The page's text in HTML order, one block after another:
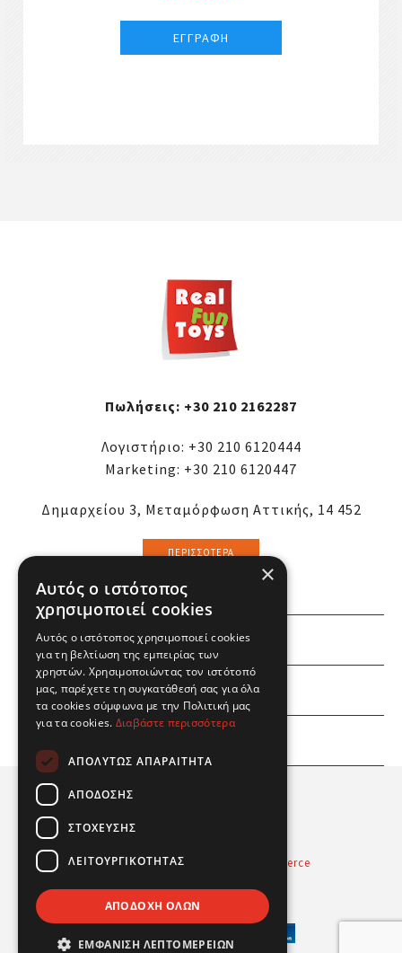
Πωλήσεις: +30 210 2162287
Λογιστήριο: +30 210 6120444
Marketing: +30 210 6120447
Δημαρχείου 3, Μεταμόρφωση Αττικής, 14 452
ΠΕΡΙΣΣΌΤΕΡΑ
ΕΜΕΙΣ
ΕΣΕΙΣ
Powered byRadicode
nopCommerce
×
Αυτός ο ιστότοπος
χρησιμοποιεί cookies
Αυτός ο ιστότοπος χρησιμοποιεί cookies
για τη βελτίωση της εμπειρίας των
χρηστών. Χρησιμοποιώντας τον ιστότοπό
μας, παρέχετε τη συγκατάθεσή σας για όλα
τα cookies σύμφωνα με την Πολιτική μας
για τα cookies. Διαβάστε περισσότερα
ΑΠΟΛΎΤΩΣ ΑΠΑΡΑΊΤΗΤΑ
ΑΠΌΔΟΣΗΣ
ΣΤΌΧΕΥΣΗΣ
ΛΕΙΤΟΥΡΓΙΚΌΤΗΤΑΣ
ΑΠΟΔΟΧΉ ΌΛΩΝ
ΕΜΦΆΝΙΣΗ ΛΕΠΤΟΜΕΡΕΙΏΝ